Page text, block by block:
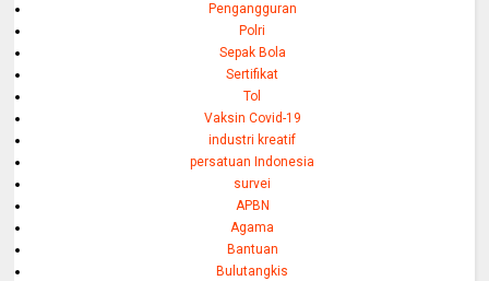
Pengangguran
Polri
Sepak Bola
Sertifikat
Tol
Vaksin Covid-19
industri kreatif
persatuan Indonesia
survei
APBN
Agama
Bantuan
Bulutangkis